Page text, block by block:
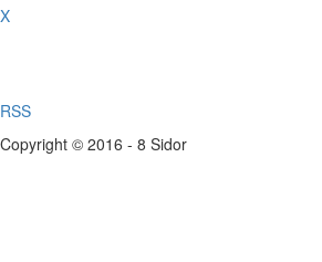
X
RSS
Copyright © 2016 - 8 Sidor